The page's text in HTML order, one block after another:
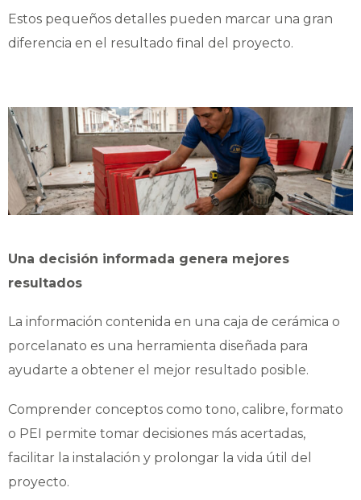
Estos pequeños detalles pueden marcar una gran
diferencia en el resultado final del proyecto.
Una decisión informada genera mejores
resultados
La información contenida en una caja de cerámica o
porcelanato es una herramienta diseñada para
ayudarte a obtener el mejor resultado posible.
Comprender conceptos como tono, calibre, formato
o PEI permite tomar decisiones más acertadas,
facilitar la instalación y prolongar la vida útil del
proyecto.